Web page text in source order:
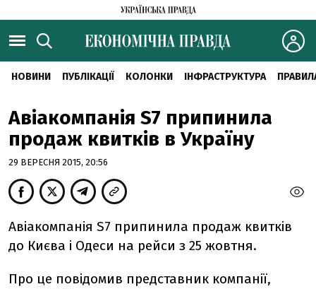
НОВИНИ ПУБЛІКАЦІЇ КОЛОНКИ ІНФРАСТРУКТУРА
Авіакомпанія S7 припинила
продаж квитків в Україну
29 ВЕРЕСНЯ 2015, 20:56
Авіакомпанія S7 припинила продаж квитків
до Києва і Одеси на рейси з 25 жовтня.
Про це повідомив представник компанії,